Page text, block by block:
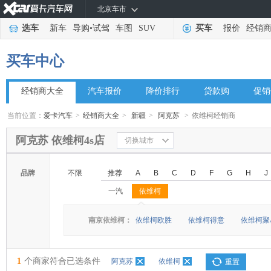
北京车市
选车 新车 导购•试驾 车图 SUV 买车 报价 经销商
买车中心
经销商大全 汽车报价 降价排行 贷款购 促
当前位置：爱卡汽车 > 经销商大全 > 新疆 > 阿克苏 > 依维柯经销商
阿克苏 依维柯4s店 切换城市
品牌 不限 推荐 A B C D F G H J
一汽 依维柯
◆
◆
南京依维柯： 依维柯欧胜 依维柯得意 依维柯
1 个商家符合已选条件 阿克苏 依维柯 重置